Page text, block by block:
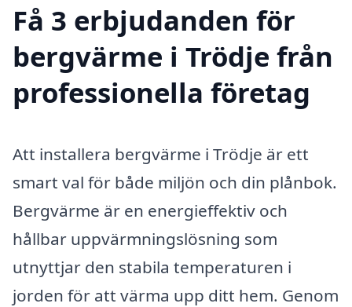
Få 3 erbjudanden för
bergvärme i Trödje från
professionella företag
Att installera bergvärme i Trödje är ett
smart val för både miljön och din plånbok.
Bergvärme är en energieffektiv och
hållbar uppvärmningslösning som
utnyttjar den stabila temperaturen i
jorden för att värma upp ditt hem. Genom